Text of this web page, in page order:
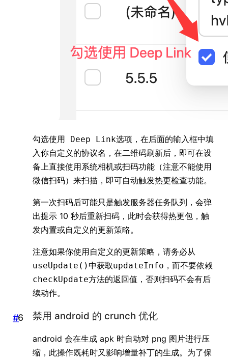
勾选使用 Deep Link选项，在后面的输入框中填
入你自定义的协议名，在二维码刷新后，即可在设
备上直接使用系统相机或扫码功能（注意不能使用
微信扫码）来扫描，即可自动触发热更检查功能。
第一次扫码后可能只是触发服务器任务队列，会弹
出提示 10 秒后重新扫码，此时会获得热更包，触
发内置或自定义的更新策略。
注意如果你使用自定义的更新策略，请务必从
useUpdate()中获取updateInfo ，而不要依赖
checkUpdate方法的返回值，否则扫码不会有后
续动作。
# 禁用 android 的 crunch 优化
android 会在生成 apk 时自动对 png 图片进行压
缩，此操作既耗时又影响增量补丁的生成。为了保